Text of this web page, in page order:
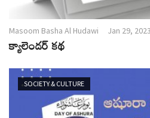
Masoom Basha Al Hudawi Jan 29, 2023
క్యాలెండర్ కథ
SOCIETY & CULTURE